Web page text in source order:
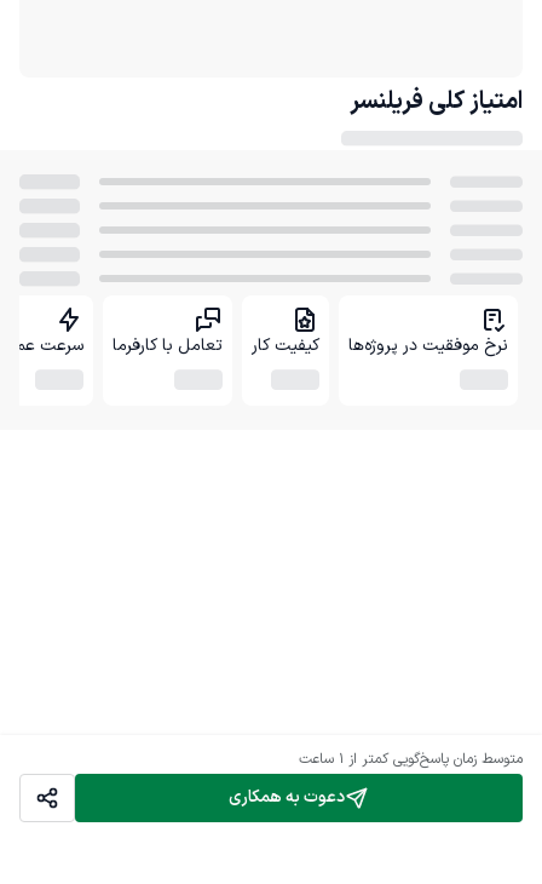
دعوت به همکاری
متوسط زمان پاسخ‌گویی کمتر از 1 ساعت
امتیاز کلی فریلنسر
نرخ موفقیت در پروژه‌ها کیفیت کار تعامل با کارفرما سرعت عمل